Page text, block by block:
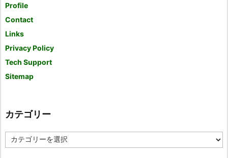
Profile
Contact
Links
Privacy Policy
Tech Support
Sitemap
カテゴリー
テ